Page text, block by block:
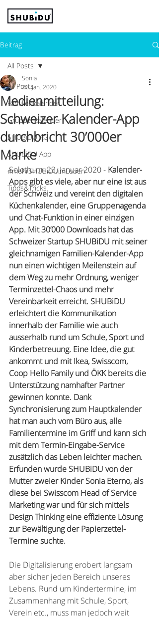
Beitrag
All Posts
Familienkalender
Gruppenkalender
SHUBiDU AG
SHUBiDU App
#mehrSHUBiDUimLeben
Tipps&Tricks
All Posts
Medienmitteilung:
Schweizer Kalender-App
durchbricht 30’000er
Marke
Sonia
26. Jan. 2020
Solothurn, 23. Januar 2020 - Kalender-
Apps gibt es viele, aber nur eine ist aus
der Schweiz und vereint den digitalen
Küchenkalender, eine Gruppenagenda
und Chat-Funktion in einer einzigen
App. Mit 30’000 Downloads hat das
Schweizer Startup SHUBiDU mit seiner
gleichnamigen Familien-Kalender-App
nun einen wichtigen Meilenstein auf
dem Weg zu mehr Ordnung, weniger
Terminzettel-Chaos und mehr
Vereinbarkeit erreicht. SHUBiDU
erleichtert die Kommunikation
innerhalb der Familie wie auch
ausserhalb rund um Schule, Sport und
Kinderbetreuung. Eine Idee, die gut
ankommt und mit Ikea, Swisscom,
Coop Hello Family und ÖKK bereits die
Unterstützung namhafter Partner
gewinnen konnte. Dank
Synchronisierung zum Hauptkalender
hat man auch vom Büro aus, alle
Familientermine im Griff und kann sich
mit dem Termin-Eingabe-Service
zusätzlich das Leben leichter machen.
Erfunden wurde SHUBiDU von der
Mutter zweier Kinder Sonia Eterno, als
diese bei Swisscom Head of Service
Marketing war und für sich mittels
Design Thinking eine effiziente Lösung
zur Bewältigung der Papierzettel-
Termine suchte.
Die Digitalisierung erobert langsam
aber sicher jeden Bereich unseres
Lebens. Rund um Kindertermine, im
Zusammenhang mit Schule, Sport,
Verein etc., muss man jedoch weit